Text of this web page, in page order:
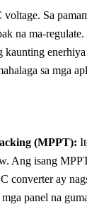
Sa
na ma-
sa mga
(MPPT):
Ang isang
ay
panel na